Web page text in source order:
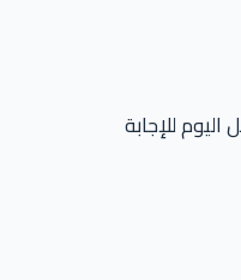
اليوم للإجابة